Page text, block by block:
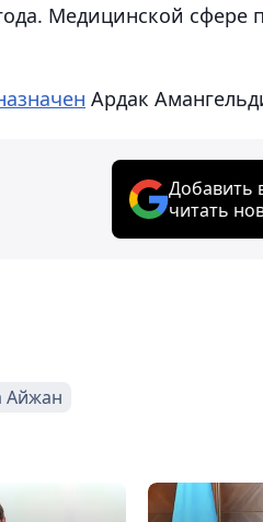
Медицинской сфере
Ардак
Добавить
читать
Айжан